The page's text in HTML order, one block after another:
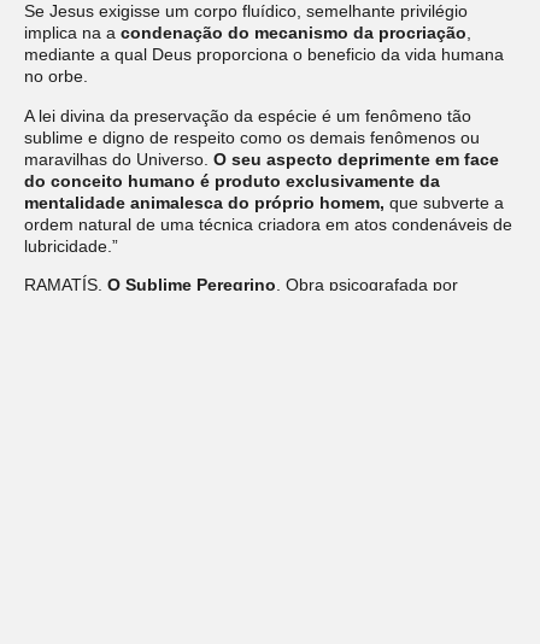
Se Jesus exigisse um corpo fluídico, semelhante privilégio
implica na a condenação do mecanismo da procriação,
mediante a qual Deus proporciona o beneficio da vida humana
no orbe.
A lei divina da preservação da espécie é um fenômeno tão
sublime e digno de respeito como os demais fenômenos ou
maravilhas do Universo. O seu aspecto deprimente em face
do conceito humano é produto exclusivamente da
mentalidade animalesca do próprio homem, que subverte a
ordem natural de uma técnica criadora em atos condenáveis de
lubricidade.”
RAMATÍS. O Sublime Peregrino . Obra psicografada por